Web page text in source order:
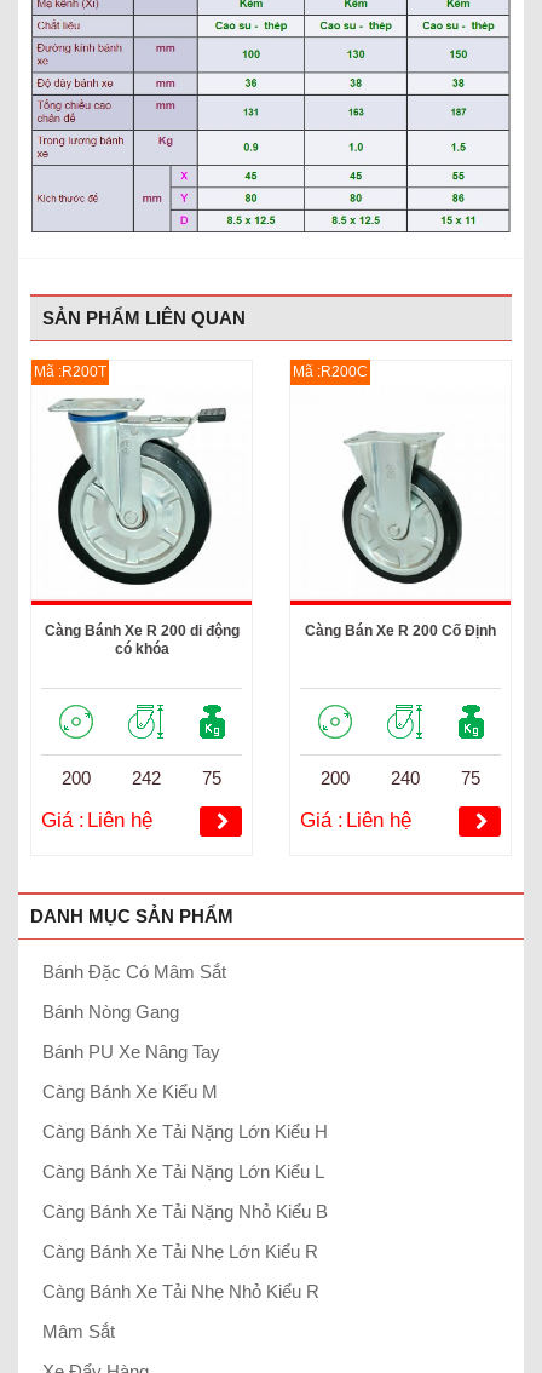
SẢN PHẨM LIÊN QUAN
Mã :R200T
Càng Bánh Xe R 200 di động
có khóa
200 242 75
Giá : Liên hệ
Mã :R200C
Càng Bán Xe R 200 Cố Định
200 240 75
Giá : Liên hệ
DANH MỤC SẢN PHẨM
Bánh Đặc Có Mâm Sắt
Bánh Nòng Gang
Bánh PU Xe Nâng Tay
Càng Bánh Xe Kiểu M
Càng Bánh Xe Tải Nặng Lớn Kiểu H
Càng Bánh Xe Tải Nặng Lớn Kiểu L
Càng Bánh Xe Tải Nặng Nhỏ Kiểu B
Càng Bánh Xe Tải Nhẹ Lớn Kiểu R
Càng Bánh Xe Tải Nhẹ Nhỏ Kiểu R
Mâm Sắt